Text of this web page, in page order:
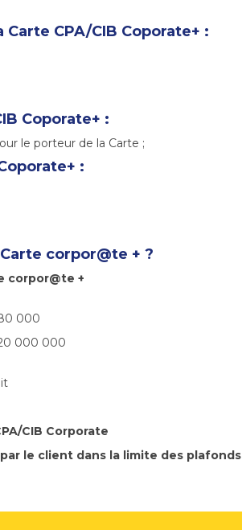
CPA/CIB Coporate+ :
Coporate+ :
le porteur de la Carte ;
:
corpor@te + ?
corpor@te +
000
000 000
CIB Corporate
le client dans la limite des plafonds